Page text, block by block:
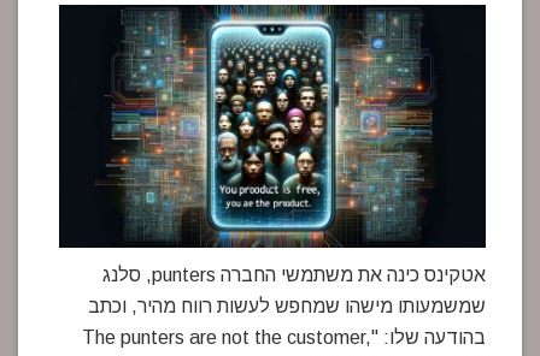
אטקינס כינה את משתמשי החברה punters, סלנג
שמשמעותו מישהו שמחפש לעשות רווח מהיר, וכתב
בהודעה שלו: "The punters are not the customer,